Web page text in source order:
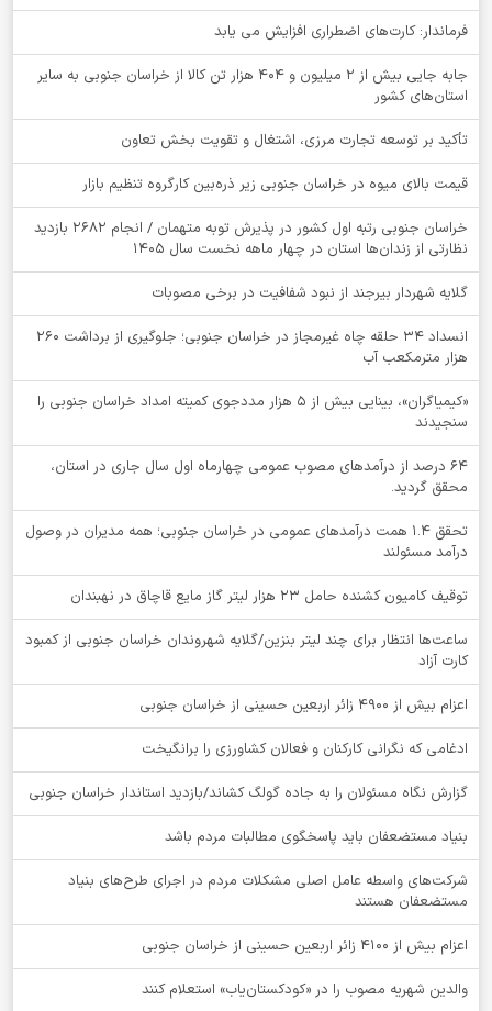
فرماندار: کارت‌های اضطراری افزایش می یابد
جابه جایی بیش از 2 میلیون و 404 هزار تن کالا از خراسان جنوبی به سایر
استان‌های کشور
تأکید بر توسعه تجارت مرزی، اشتغال و تقویت بخش تعاون
قیمت بالای میوه در خراسان جنوبی زیر ذره‌بین کارگروه تنظیم بازار
خراسان جنوبی رتبه اول کشور در پذیرش توبه متهمان / انجام ۲۶۸۲ بازدید
نظارتی از زندان‌ها استان در چهار ماهه نخست سال 1405
گلایه شهردار بیرجند از نبود شفافیت در برخی مصوبات
انسداد ۳۴ حلقه چاه غیرمجاز در خراسان جنوبی؛ جلوگیری از برداشت ۲۶۰
هزار مترمکعب آب
«کیمیاگران»، بینایی بیش از ۵ هزار مددجوی کمیته امداد خراسان جنوبی را
سنجیدند
64 درصد از درآمدهای مصوب عمومی چهارماه اول سال جاری در استان،
محقق گردید.
تحقق ۱.۴ همت درآمدهای عمومی در خراسان جنوبی؛ همه مدیران در وصول
درآمد مسئولند
توقيف کامیون کشنده حامل 23 هزار لیتر گاز مایع قاچاق در نهبندان
ساعت‌ها انتظار برای چند لیتر بنزین/گلایه شهروندان خراسان جنوبی از کمبود
کارت آزاد
اعزام بیش از 4900 زائر اربعین حسینی از خراسان جنوبی
ادغامی که نگرانی کارکنان و فعالان کشاورزی را برانگیخت
گزارش نگاه مسئولان را به جاده گولگ کشاند/بازدید استاندار خراسان جنوبی
بنیاد مستضعفان باید پاسخگوی مطالبات مردم باشد
شرکت‌های واسطه عامل اصلی مشکلات مردم در اجرای طرح‌های بنیاد
مستضعفان هستند
اعزام بیش از 4100 زائر اربعین حسینی از خراسان جنوبی
والدین شهریه مصوب را در «کودکستان‌یاب» استعلام کنند